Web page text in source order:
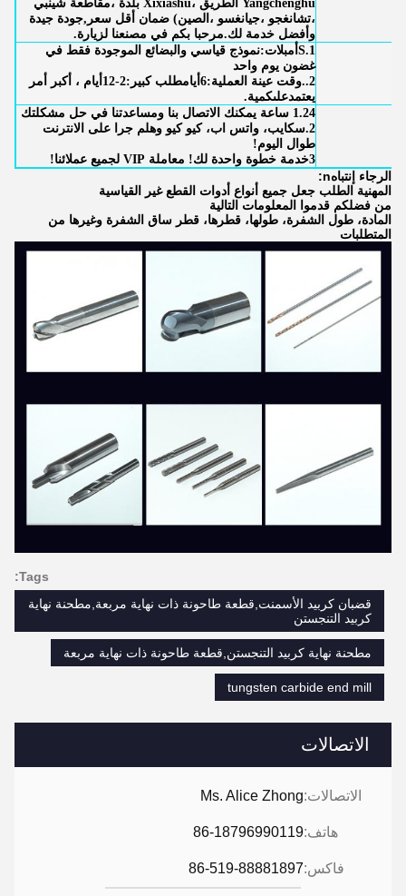
الاتصالات
الاتصالات:Ms. Alice Zhong
هاتف:86-18796990119
فاكس:86-519-88881897
Yangchenghu الطريق ،Xixiashu بلدة ،مقاطعة شينبي
،تشانغجو ،جيانغسو ،الصين) ضمان أقل سعر ,جودة جيدة
وأفضل خدمة لك.مرحبا بكم في مصنعنا لزيارة.
1.S
أمبلات:نموذج قياسي و البضائع الموجودة فقط في
غضون يوم واحد
2.. وقت عينة العملية:6 أيامطلب كبير :
2-12 أيام ، أكبر أمر
يعتمدعلىكمية.
1.24 ساعة يمكنك الاتصال بنا ومساعدتنا في حل مشكلتك
2.سكايب، واتس اب، كيو كيو وهلم جرا على الانترنت
طوال اليوم!
3خدمة خطوة واحدة لك! معاملة VIP لجميع عملائنا!
الرجاء إنتباهn:
المهنية الطلب جعل جميع أنواع أدوات القطع غير القياسية
من فضلكم قدموا المعلومات التالية
المادة، طول الشفرة، طولها، قطرها، قطر ساق الشفرة وغيرها من
المتطلبات
Tags:
قضبان كربيد الأسمنت,قطعة طاحونة ذات نهاية مربعة,مطحنة نهاية
كربيد التنجستن
مطحنة نهاية كربيد التنجستن,قطعة طاحونة ذات نهاية مربعة
tungsten carbide end mill